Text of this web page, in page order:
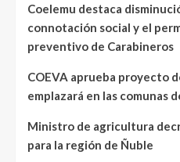
Coelemu destaca
connotación social y el
preventivo de Carabineros
COEVA aprueba proyecto
emplazará en las comunas
Ministro de agricultura
para la región de Ñuble